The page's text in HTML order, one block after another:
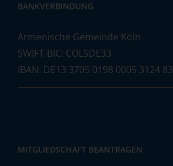
BANKVERBINDUNG
Armenische Gemeinde Köln
SWIFT-BIC: COLSDE33
IBAN: DE13 3705 0198 0005 3124 83
MITGLIEDSCHAFT BEANTRAGEN